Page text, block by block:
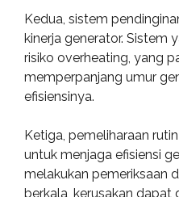
Kedua, sistem
kinerja generator. Sistem
risiko overheating, yang
memperpanjang umur
efisiensinya.
Ketiga, pemeliharaan
untuk menjaga efisiensi
melakukan pemeriksaan
berkala, kerusakan dapat